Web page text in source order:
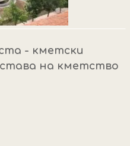
- кметски
на кметство